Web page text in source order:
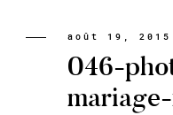
Portfolio
A PROPOS CORALIE
août 19, 2015
046-